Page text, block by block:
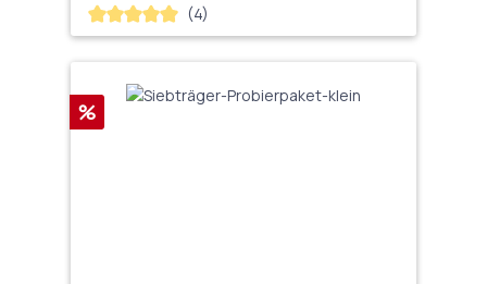
Durchschnittliche Bewertung von 5 von 5 Sternen
(4)
Rabatt
%